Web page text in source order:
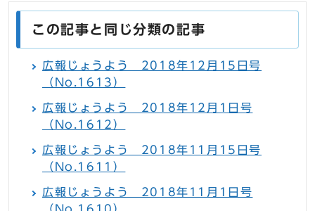
この記事と同じ分類の記事
広報じょうよう 2018年12月15日号
（No.1613）
広報じょうよう 2018年12月1日号
（No.1612）
広報じょうよう 2018年11月15日号
（No.1611）
広報じょうよう 2018年11月1日号